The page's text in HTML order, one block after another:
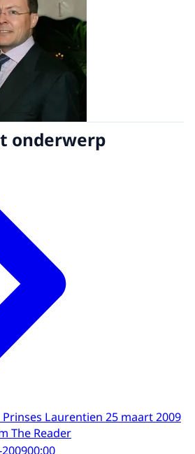
onderwerp
Laurentien 25 maart 2009
The Reader
00:00